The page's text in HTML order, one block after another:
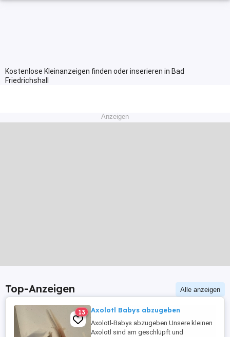
Kostenlose Kleinanzeigen finden oder inserieren in Bad
Friedrichshall
Anzeigen
Top-Anzeigen Alle anzeigen
13 Axolotl Babys abzugeben
Axolotl-Babys abzugeben Unsere kleinen
Axolotl sind am geschlüpft und